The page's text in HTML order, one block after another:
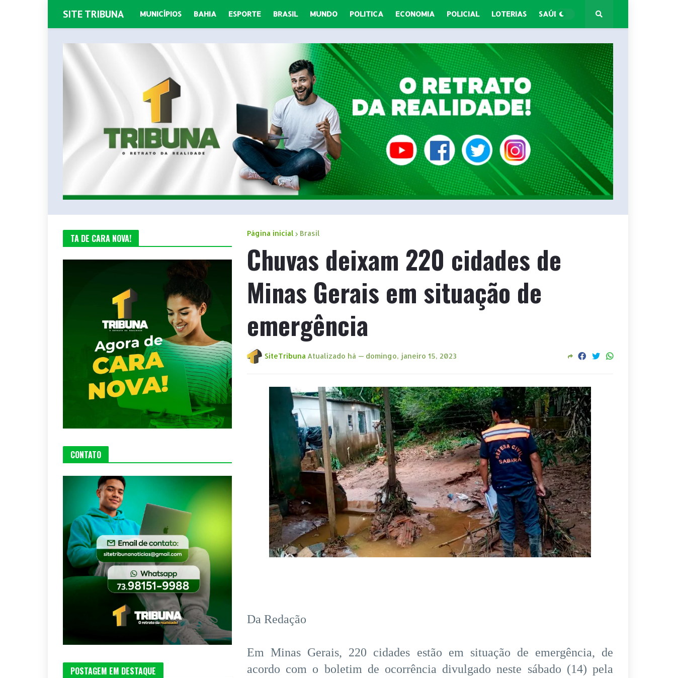
SITE TRIBUNA MUNICÍPIOS BAHIA ESPORTE BRASIL MUNDO POLITICA ECONOMIA POLICIAL LOTERIAS SAÚDE
Página inicial Brasil
Chuvas deixam 220 cidades de
Minas Gerais em situação de
emergência
SiteTribuna Atualizado há — domingo, janeiro 15, 2023
Da Redação
Em Minas Gerais, 220 cidades estão em situação de emergência, de
acordo com o boletim de ocorrência divulgado neste sábado (14) pela
TA DE CARA NOVA!
CONTATO
POSTAGEM EM DESTAQUE